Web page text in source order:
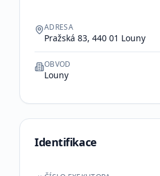
ADRESA
Pražská 83, 440 01 Louny
OBVOD
Louny
Identifikace